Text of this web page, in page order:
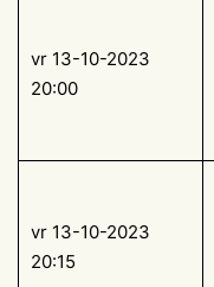
vr 13-10-2023
20:00
vr 13-10-2023
20:15